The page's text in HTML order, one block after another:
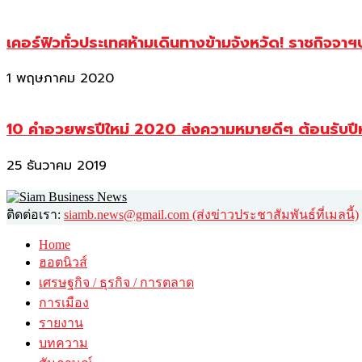
เคอร์ฟิวทั่วประเทศห้ามเดินทางข้ามจังหวัด! ราชกิจจา
1 พฤษภาคม 2020
10 คำอวยพรปีใหม่ 2020 ส่งความหมายดีๆ ต้อนรับ
25 ธันวาคม 2019
ติดต่อเรา: siamb.news@gmail.com (ส่งข่าวประชาสัมพันธ์ที่เมลนี้)
Home
ฮอตนิวส์
เศรษฐกิจ / ธุรกิจ / การตลาด
การเมือง
รายงาน
บทความ